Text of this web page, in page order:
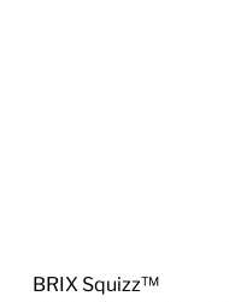
BRIX Squizz™